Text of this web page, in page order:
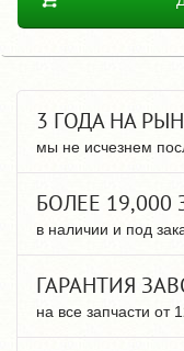
3 ГОДА НА
мы не исчезнем
БОЛЕЕ 19,000
в наличии и под
ГАРАНТИЯ
на все запчасти от